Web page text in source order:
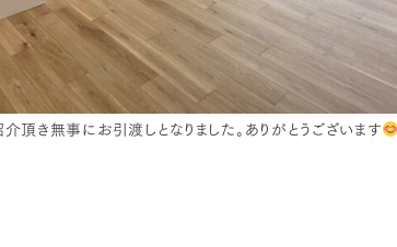
き無事にお引渡しとなりました。ありがとうございます